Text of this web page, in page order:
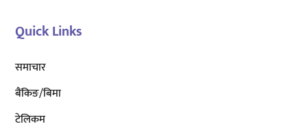
Quick Links
समाचार
बैंकिङ/बिमा
टेलिकम